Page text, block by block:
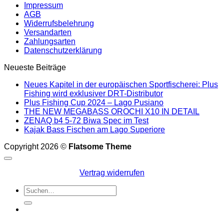
Impressum
AGB
Widerrufsbelehrung
Versandarten
Zahlungsarten
Datenschutzerklärung
Neueste Beiträge
Neues Kapitel in der europäischen Sportfischerei: Plus
Fishing wird exklusiver DRT-Distributor
Plus Fishing Cup 2024 – Lago Pusiano
THE NEW MEGABASS OROCHI X10 IN DETAIL
ZENAQ b4 5-72 Biwa Spec im Test
Kajak Bass Fischen am Lago Superiore
Copyright 2026 © Flatsome Theme
Vertrag widerrufen
Suchen
nach: